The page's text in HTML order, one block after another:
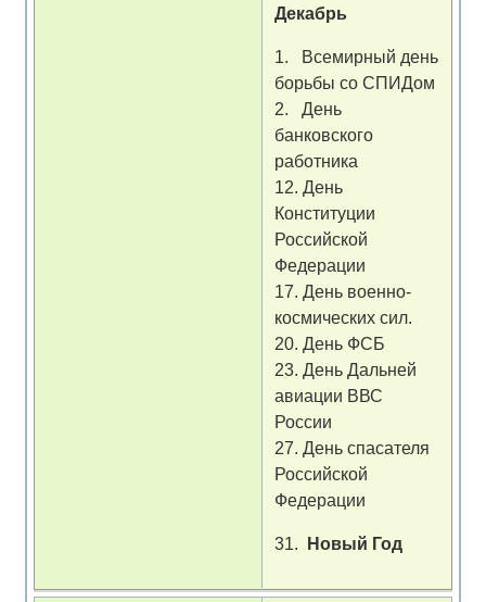
Декабрь
1. Всемирный день
борьбы со СПИДом
2. День
банковского
работника
12. День
Конституции
Российской
Федерации
17. День военно-
космических сил.
20. День ФСБ
23. День Дальней
авиации ВВС
России
27. День спасателя
Российской
Федерации
31. Новый Год